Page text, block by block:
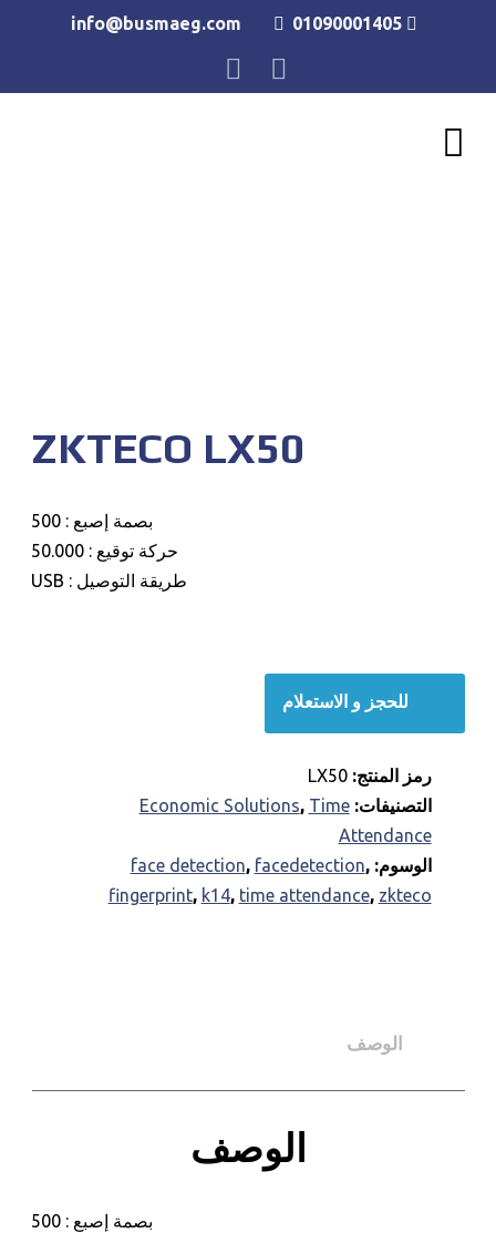
01090001405
ZKTECO LX50
بصمة إصبع : 500
حركة توقيع : 50.000
طريقة التوصيل : USB
للحجز و الاستعلام
رمز المنتج: LX50
التصنيفات:
Economic Solutions, Time
Attendance
الوسوم:
face detection, facedetection,
fingerprint, k14, time attendance, zkteco
الوصف
الوصف
بصمة إصبع : 500